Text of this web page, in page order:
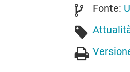
Fonte: